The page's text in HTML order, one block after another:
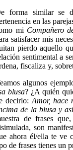
forma similar se
en las
mi Compañero
satisfacer mis
pierdo aquello
sentimental a
fiscaliza y,
algunos
blusa? ¿A quién
decirlo: Amor, hace
de la blusa y
de frases
son
ahora él/ella te ve
de frases tienes un